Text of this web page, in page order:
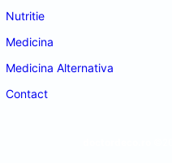
Nutritie
Medicina
Medicina Alternativa
Contact